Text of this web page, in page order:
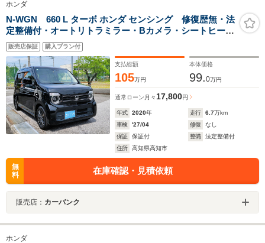
ホンダ
N-WGN 660 L ターボ ホンダ センシング 修復歴無・法
定整備付・オートリトラミラー・Bカメラ・シートヒータ
ー・MTモード・オートライト・オートエアコン・Bソナ
ー・レーダークルコン・車線逸脱防止アシスト・衝突軽
減ブレーキ・ディスプレイオーディオTV・
販売店保証 購入プラン付
支払総額
105万円
本体価格
99.0万円
通常ローン 月々 17,800円
年式 2020年 走行 6.7万km
車検
'27/04 修復
なし
保証
保証付 整備
法定整備付
住所
高知県高知市
無
料
在庫確認・見積依頼
販売店： カーバンク
ホンダ